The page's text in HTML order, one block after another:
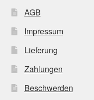
AGB
Impressum
Lieferung
Zahlungen
Beschwerden